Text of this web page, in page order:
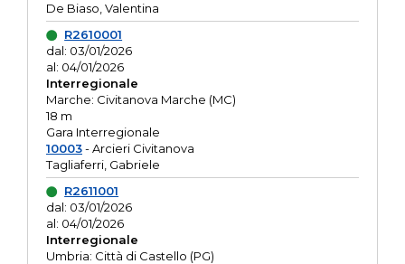
De Biaso, Valentina
R2610001
dal: 03/01/2026
al: 04/01/2026
Interregionale
Marche: Civitanova Marche (MC)
18 m
Gara Interregionale
10003- Arcieri Civitanova
Tagliaferri, Gabriele
R2611001
dal: 03/01/2026
al: 04/01/2026
Interregionale
Umbria: Città di Castello (PG)